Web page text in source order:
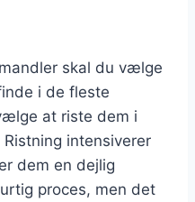
skal du vælge
i de fleste
at riste dem i
intensiverer
dem en dejlig
proces, men det